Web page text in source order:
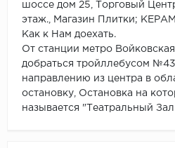
шоссе дом 25, Торговый
этаж., Магазин Плитки;
Как к Нам доехать.
От станции метро
добраться тройллебусом
направлению из центра в
остановку, Остановка на
называется "Театральный